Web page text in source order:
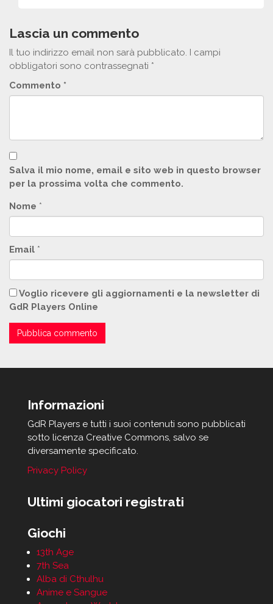
Lascia un commento
Il tuo indirizzo email non sarà pubblicato. I campi
obbligatori sono contrassegnati *
Commento *
Salva il mio nome, email e sito web in questo browser
per la prossima volta che commento.
Nome *
Email *
Voglio ricevere gli aggiornamenti e la newsletter di
GdR Players Online
Informazioni
GdR Players e tutti i suoi contenuti sono pubblicati
sotto licenza Creative Commons, salvo se
diversamente specificato.
Privacy Policy
Ultimi giocatori registrati
Giochi
13th Age
7th Sea
Alba di Cthulhu
Anime e Sangue